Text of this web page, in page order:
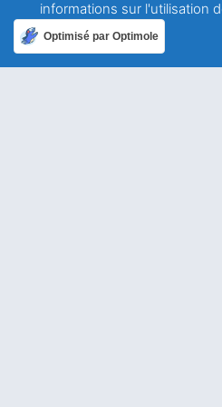
A propos
Qui sommes-nous ?
informations sur l'utilisation
Optimisé par Optimole